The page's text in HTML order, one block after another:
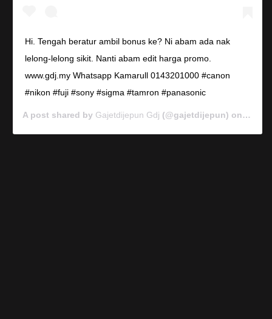
Hi. Tengah beratur ambil bonus ke? Ni abam ada nak
lelong-lelong sikit. Nanti abam edit harga promo.
www.gdj.my Whatsapp Kamarull 0143201000 #canon
#nikon #fuji #sony #sigma #tamron #panasonic
A post shared by Gajetdijepun Gdj (@gajetdijepun) on Jan 7,